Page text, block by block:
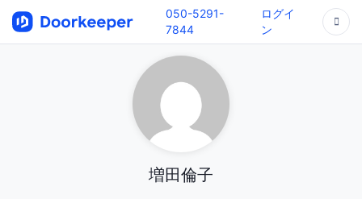
050-5291-
7844
ログイ
ン
増田倫子